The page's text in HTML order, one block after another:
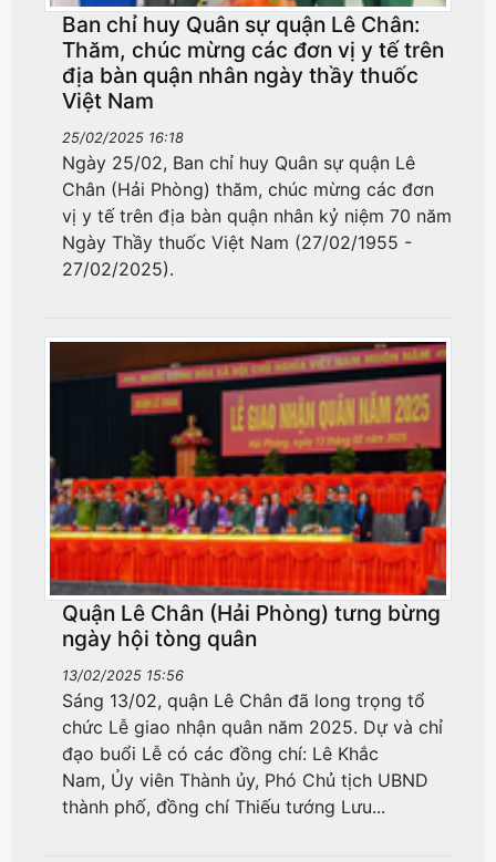
Ban chỉ huy Quân sự quận Lê Chân:
Thăm, chúc mừng các đơn vị y tế trên
địa bàn quận nhân ngày thầy thuốc
Việt Nam
25/02/2025 16:18
Ngày 25/02, Ban chỉ huy Quân sự quận Lê
Chân (Hải Phòng) thăm, chúc mừng các đơn
vị y tế trên địa bàn quận nhân kỷ niệm 70 năm
Ngày Thầy thuốc Việt Nam (27/02/1955 -
27/02/2025).
Quận Lê Chân (Hải Phòng) tưng bừng
ngày hội tòng quân
13/02/2025 15:56
Sáng 13/02, quận Lê Chân đã long trọng tổ
chức Lễ giao nhận quân năm 2025. Dự và chỉ
đạo buổi Lễ có các đồng chí: Lê Khắc
Nam, Ủy viên Thành ủy, Phó Chủ tịch UBND
thành phố, đồng chí Thiếu tướng Lưu...